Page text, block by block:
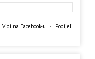
Vidi na Facebook-u · Podijeli